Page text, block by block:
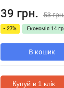
39 грн. 53
- 27% Економія 14
В кошик
Купуй в 1 клік